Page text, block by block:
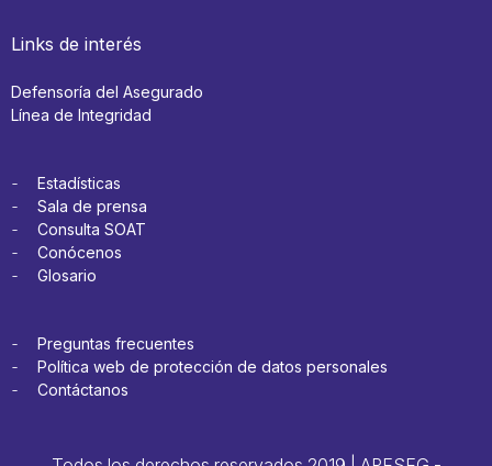
Links de interés
Defensoría del Asegurado
Línea de Integridad
Estadísticas
Sala de prensa
Consulta SOAT
Conócenos
Glosario
Preguntas frecuentes
Política web de protección de datos personales
Contáctanos